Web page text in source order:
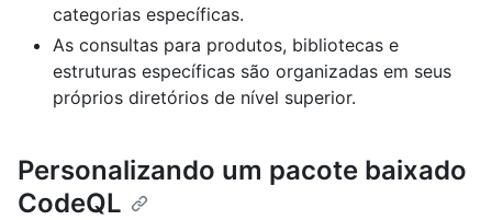
categorias específicas.
As consultas para produtos, bibliotecas e
estruturas específicas são organizadas em seus
próprios diretórios de nível superior.
Personalizando um pacote baixado
CodeQL